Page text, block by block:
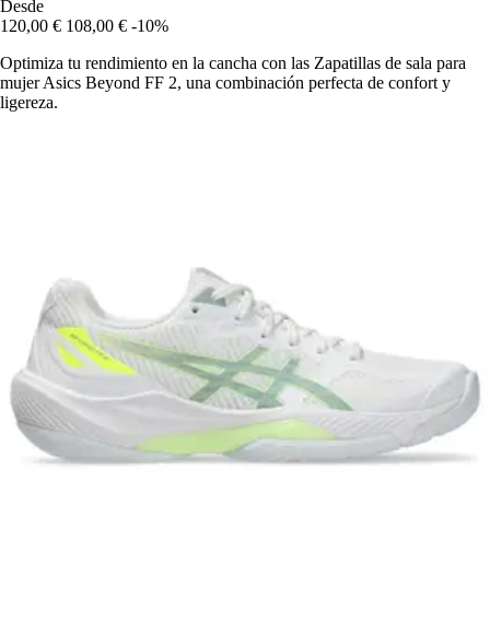
Desde
120,00 € 108,00 € -10%
Optimiza tu rendimiento en la cancha con las Zapatillas de sala para
mujer Asics Beyond FF 2, una combinación perfecta de confort y
ligereza.